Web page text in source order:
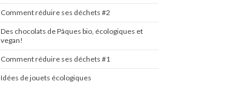
Comment réduire ses déchets #2
Des chocolats de Pâques bio, écologiques et
vegan!
Comment réduire ses déchets #1
Idées de jouets écologiques